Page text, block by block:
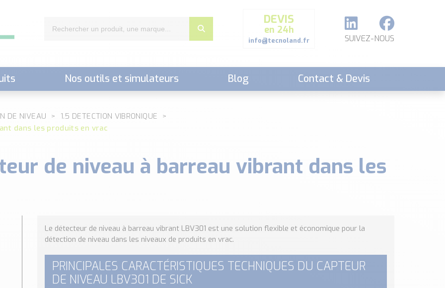
DEVIS
en 24h
info@tecnoland.fr SUIVEZ-NOUS
Nos outils et simulateurs Blog Contact & Devis
DE NIVEAU
1.5 DETECTION VIBRONIQUE
dans les produits en vrac
de niveau à barreau vibrant dans les
Le détecteur de niveau à barreau vibrant LBV301 est une solution flexible et économique pour la
détection de niveau dans les niveaux de produits en vrac.
PRINCIPALES CARACTÉRISTIQUES TECHNIQUES DU CAPTEUR
DE NIVEAU LBV301 DE SICK